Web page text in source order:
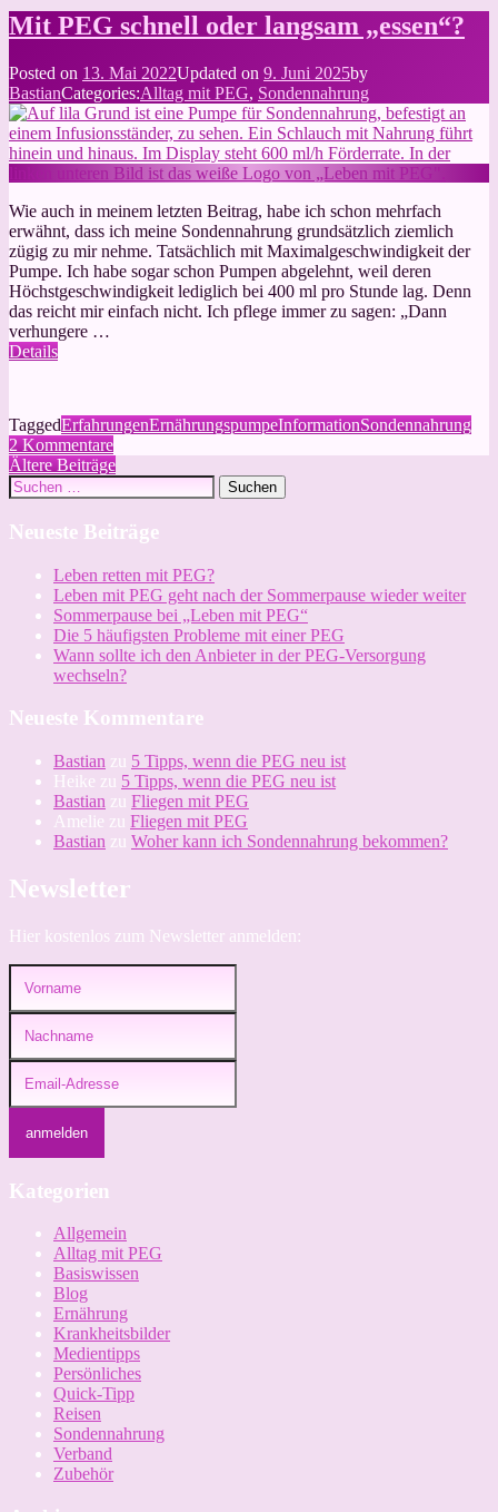
Ernährung
mit
Mit PEG schnell oder langsam „essen“?
Posted on 13. Mai 2022Updated on 9. Juni 2025by
BastianCategories:Alltag mit PEG, Sondennahrung
Wie auch in meinem letzten Beitrag, habe ich schon mehrfach
erwähnt, dass ich meine Sondennahrung grundsätzlich ziemlich
zügig zu mir nehme. Tatsächlich mit Maximalgeschwindigkeit der
Pumpe. Ich habe sogar schon Pumpen abgelehnt, weil deren
Höchstgeschwindigkeit lediglich bei 400 ml pro Stunde lag. Denn
das reicht mir einfach nicht. Ich pflege immer zu sagen: „Dann
verhungere …
Details
TaggedErfahrungenErnährungspumpeInformationSondennahrung
2 Kommentarezu
Mit
PEG
schnell
oder
langsam
Beitragsnavigation
Ältere Beiträge
Suchen
nach:
Neueste Beiträge
Leben retten mit PEG?
Leben mit PEG geht nach der Sommerpause wieder weiter
Sommerpause bei „Leben mit PEG“
Die 5 häufigsten Probleme mit einer PEG
Wann sollte ich den Anbieter in der PEG-Versorgung
wechseln?
Neueste Kommentare
Bastian zu 5 Tipps, wenn die PEG neu ist
Heike zu 5 Tipps, wenn die PEG neu ist
Bastian zu Fliegen mit PEG
Amelie zu Fliegen mit PEG
Bastian zu Woher kann ich Sondennahrung bekommen?
Newsletter
Hier kostenlos zum Newsletter anmelden:
Kategorien
Allgemein
Alltag mit PEG
Basiswissen
Blog
Ernährung
Krankheitsbilder
Medientipps
Persönliches
Quick-Tipp
Reisen
Sondennahrung
Verband
Zubehör